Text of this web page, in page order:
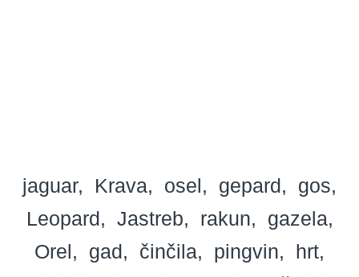
jaguar Krava osel gepard
gos
Leopard
Jastreb rakun
gazela
Orel
gad činčila pingvin
hrt